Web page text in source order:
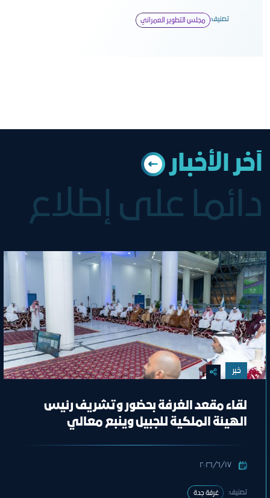
تصنيف: مجلس التطوير العمراني
آﺧﺮ اﻟﺄﺧﺒﺎر
دائما على إطلاع
خبر
لقاء مقعد الغرفة بحضور وتشريف رئيس
الهيئة الملكية للجبيل وينبع معالي
١٧‏/٦‏/٢٠٢٦
تصنيف: غرفة جدة